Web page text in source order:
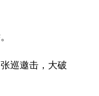
巡邀击，大破